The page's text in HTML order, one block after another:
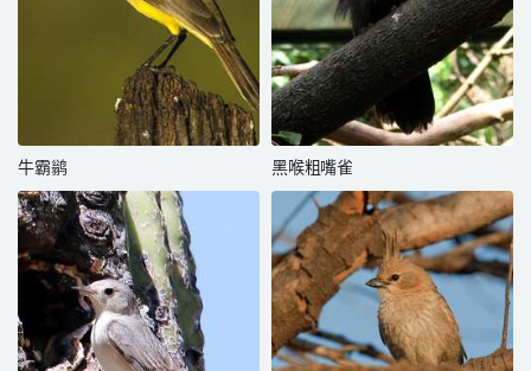
牛霸鹟 黑喉粗嘴雀